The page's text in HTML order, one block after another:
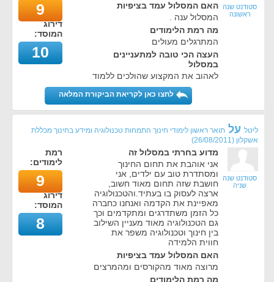
סטודנט שנה
ראשונה
האם המסלול עמד בציפיות
המסלול ענה .
מה רמת הלימודים
המתרגלים מעולים
העצה הכי טובה למתעניינים
במסלול
לאהוב את המקצוע שהולכים ללמוד
9
דירוג
המוסד:
10
לחצו כאן לקריאת הביקורת המלאה
ליטל על תואר ראשון לימודי חינוך התמחות טכנולוגיה ומידע בחינוך מכללת
אשקלון (
26/08/2011
)
סטודנט שנה
שניה
מדוע בחרתי במסלול זה
אני אוהבת את תחום החינוך
ומסתדרת טוב עם ילדים, אני
חושבת שזה תחום מאוד חשוב,
ארצה לעסוק בו בעתיד.והטכנולוגיה
מאפיינת את הקדמה ואנחנו כחברה
כל הזמן משתדרגים ומתקדמים וכך
גם הטכנולוגיה מאוד מעניין השילוב
בין חינוך וטכנולוגיה משפר את
חווית הלמידה
האם המסלול עמד בציפיות
מרוצה מאוד מהקורסים ומהמרצים
מה רמת הלימודים
רמת
לימודים:
9
דירוג
המוסד:
8